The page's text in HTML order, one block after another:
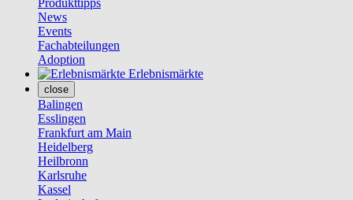
Produkttipps
News
Events
Fachabteilungen
Adoption
Erlebnismärkte
close
Balingen
Esslingen
Frankfurt am Main
Heidelberg
Heilbronn
Karlsruhe
Kassel